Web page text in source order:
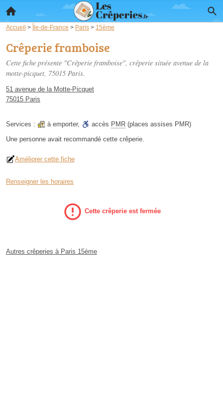
Accueil > Île-de-France > Paris > 15ème
Crêperie framboise
Cette fiche présente "Crêperie framboise", crêperie située avenue de la
motte-picquet, 75015 Paris.
51 avenue de la Motte-Picquet
75015 Paris
Services : à emporter, accès PMR (places assises PMR)
Une personne avait recommandé cette crêperie.
Améliorer cette fiche
Renseigner les horaires
Cette crêperie est fermée
Autres crêperies à Paris 15ème